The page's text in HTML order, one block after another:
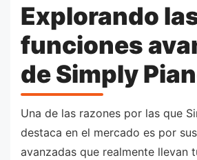
Explorando
funciones
de Simply
Una de las razones por las que
destaca en el mercado es por
avanzadas que realmente llevan